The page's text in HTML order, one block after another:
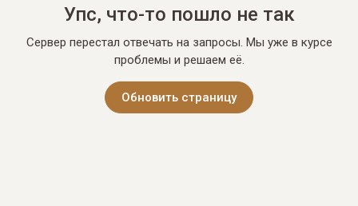
Упс, что-то пошло не так
Сервер перестал отвечать на запросы. Мы уже в курсе
проблемы и решаем её.
Обновить страницу